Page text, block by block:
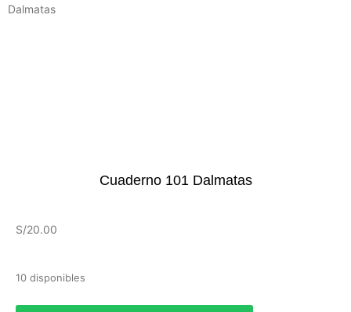
Dalmatas
Cuaderno 101 Dalmatas
S/20.00
10 disponibles